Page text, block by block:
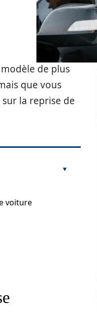
de plus
que vous
sur la reprise de
voiture